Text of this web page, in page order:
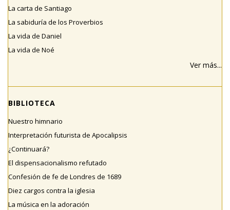
La carta de Santiago
La sabiduría de los Proverbios
La vida de Daniel
La vida de Noé
Ver más...
BIBLIOTECA
Nuestro himnario
Interpretación futurista de Apocalipsis
¿Continuará?
El dispensacionalismo refutado
Confesión de fe de Londres de 1689
Diez cargos contra la iglesia
La música en la adoración